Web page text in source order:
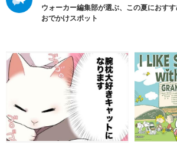
ウォーカー編集部が選ぶ、この夏におす
おでかけスポット